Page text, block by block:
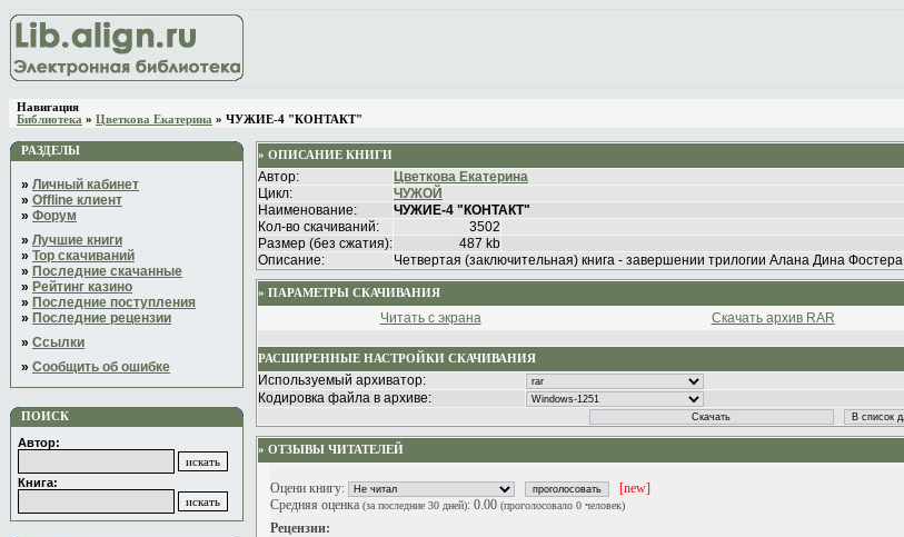
Навигация
Библиотека » Цветкова Екатерина » ЧУЖИЕ-4 "КОНТАКТ"
РАЗДЕЛЫ
» Личный кабинет
» Offline клиент
» Форум
» Лучшие книги
» Top скачиваний
» Последние скачанные
» Рейтинг казино
» Последние поступления
» Последние рецензии
» Ссылки
» Сообщить об ошибке
ПОИСК
Автор:
Книга:
» ОПИСАНИЕ КНИГИ
Автор:
Цветкова Екатерина
Цикл:
ЧУЖОЙ
Наименование:
ЧУЖИЕ-4 "КОНТАКТ"
Кол-во скачиваний:
3502
Размер (без сжатия):
487 kb
Описание:
Четвертая (заключительная) книга - завершении трилогии Алана Дина Фостера
» ПАРАМЕТРЫ СКАЧИВАНИЯ
Читать с экрана Скачать архив RAR
РАСШИРЕННЫЕ НАСТРОЙКИ СКАЧИВАНИЯ
Используемый архиватор:
Кодировка файла в архиве:
» ОТЗЫВЫ ЧИТАТЕЛЕЙ
Оцени книгу:
[new]
Средняя оценка (за последние 30 дней): 0.00 (проголосовало 0 человек)
Рецензии: